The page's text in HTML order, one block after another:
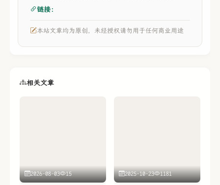
链接：
本站文章均为原创，未经授权请勿用于任何商业用途
相关文章
2026-08-03 15 2025-10-23 1181